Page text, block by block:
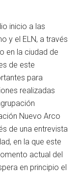
inicio a las
y el ELN, a través
en la ciudad de
de este
para
realizadas
Nuevo Arco
de una entrevista
en la que este
actual del
en principio el